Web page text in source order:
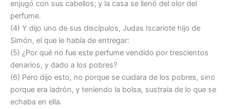
enjugó con sus cabellos; y la casa se llenó del olor del
perfume.
(4) Y dijo uno de sus discípulos, Judas Iscariote hijo de
Simón, el que le había de entregar:
(5) ¿Por qué no fue este perfume vendido por trescientos
denarios, y dado a los pobres?
(6) Pero dijo esto, no porque se cuidara de los pobres, sino
porque era ladrón, y teniendo la bolsa, sustraía de lo que se
echaba en ella.